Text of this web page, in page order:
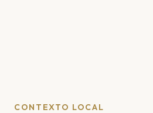
CONTEXTO LOCAL